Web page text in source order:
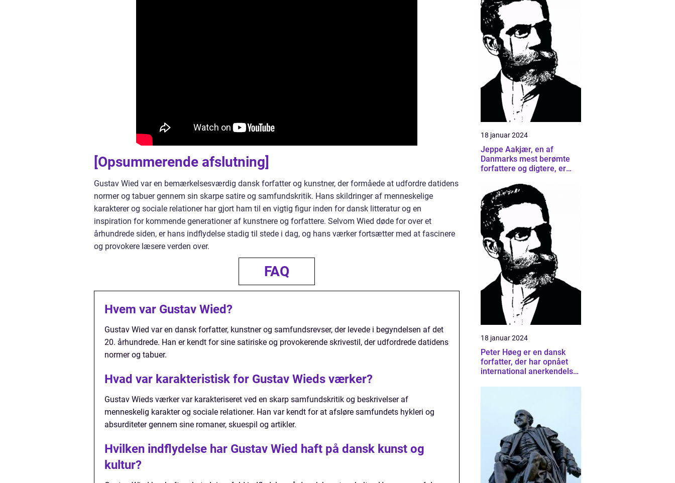
[Opsummerende afslutning]
Gustav Wied var en bemærkelsesværdig dansk forfatter og kunstner, der formåede at udfordre datidens
normer og tabuer gennem sin skarpe satire og samfundskritik. Hans skildringer af menneskelige
karakterer og sociale relationer har gjort ham til en vigtig figur inden for dansk litteratur og en
inspiration for kommende generationer af kunstnere og forfattere. Selvom Wied døde for over et
århundrede siden, er hans indflydelse stadig til stede i dag, og hans værker fortsætter med at fascinere
og provokere læsere verden over.
FAQ
Hvem var Gustav Wied?
Gustav Wied var en dansk forfatter, kunstner og samfundsrevser, der levede i begyndelsen af det
20. århundrede. Han er kendt for sine satiriske og provokerende skrivestil, der udfordrede datidens
normer og tabuer.
Hvad var karakteristisk for Gustav Wieds værker?
Gustav Wieds værker var karakteriseret ved en skarp samfundskritik og beskrivelser af
menneskelig karakter og sociale relationer. Han var kendt for at afsløre samfundets hykleri og
absurditeter gennem sine romaner, skuespil og artikler.
Hvilken indflydelse har Gustav Wied haft på dansk kunst og
kultur?
18 januar 2024
Jeppe Aakjær, en af
Danmarks mest berømte
forfattere og digtere, er
sange og digte, der har
formået at berøre
generationer af mennesker
18 januar 2024
Peter Høeg er en dansk
forfatter, der har opnået
international anerkendelse